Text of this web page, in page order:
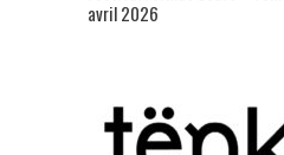
avril 2026